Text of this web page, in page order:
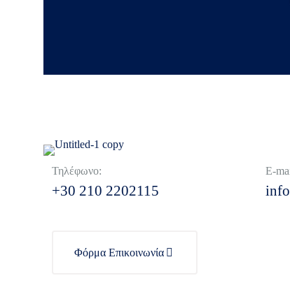
Τηλέφωνο:
+30 210 2202115
E-
Φόρμα Επικοινωνία